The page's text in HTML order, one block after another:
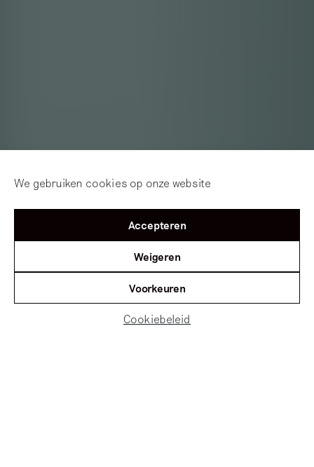
We gebruiken cookies op onze website
Accepteren
Weigeren
Voorkeuren
Cookiebeleid